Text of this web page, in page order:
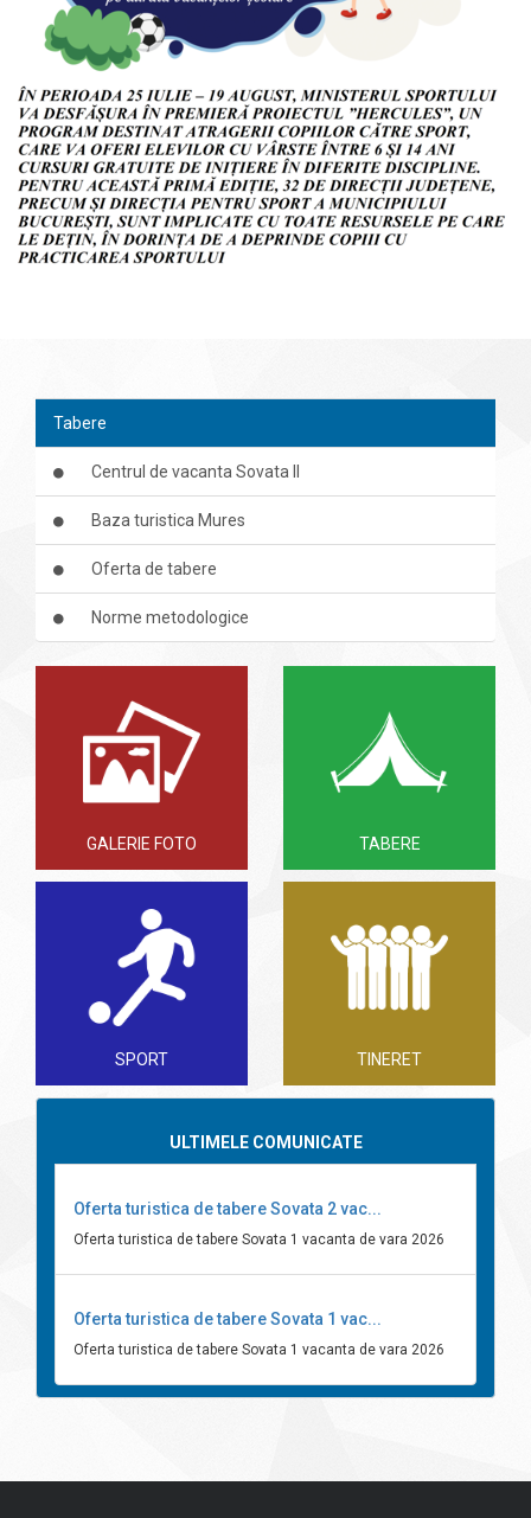
Tabere
Centrul de vacanta Sovata II
Baza turistica Mures
Oferta de tabere
Norme metodologice
GALERIE FOTO TABERE
SPORT TINERET
ULTIMELE COMUNICATE
Oferta turistica de tabere Sovata 2 vac...
Oferta turistica de tabere Sovata 1 vacanta de vara 2026
Oferta turistica de tabere Sovata 1 vac...
Oferta turistica de tabere Sovata 1 vacanta de vara 2026